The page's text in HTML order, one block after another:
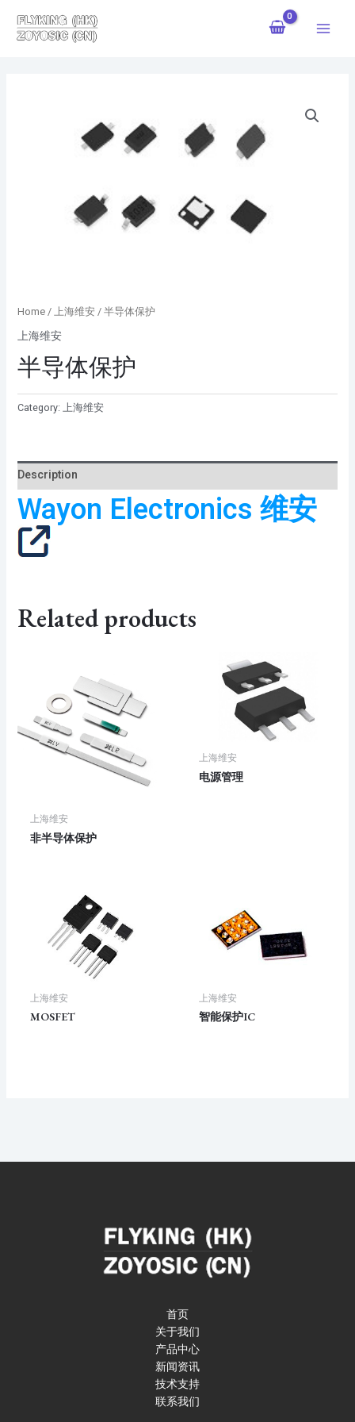
Home/上海维安/ 半导体保护
上海维安
半导体保护
Category: 上海维安
Description
Wayon Electronics 维安
Related products
上海维安
非半导体保护
上海维安
电源管理
上海维安
MOSFET
上海维安
智能保护IC
首页
关于我们
产品中心
新闻资讯
技术支持
联系我们